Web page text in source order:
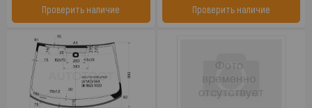
Проверить наличие Проверить наличие